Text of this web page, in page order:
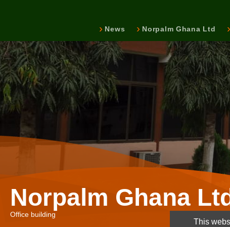
News Norpalm Ghana Ltd
Norpalm Ghana
Office building
This